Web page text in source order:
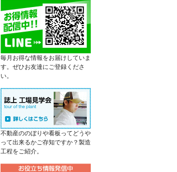
毎月お得な情報をお届けしていま
す。ぜひお友達にご登録くださ
い。
不動産ののぼりや看板ってどうや
って出来るかご存知ですか？製造
工程をご紹介。